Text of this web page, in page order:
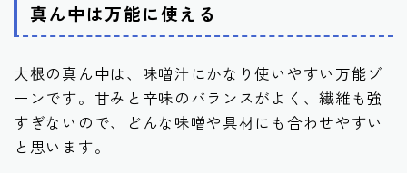
真ん中は万能に使える
大根の真ん中は、味噌汁にかなり使いやすい万能ゾ
ーンです。甘みと辛味のバランスがよく、繊維も強
すぎないので、どんな味噌や具材にも合わせやすい
と思います。